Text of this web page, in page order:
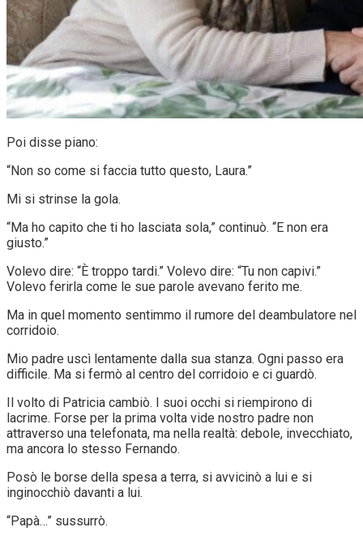
Poi disse piano:
“Non so come si faccia tutto questo, Laura.”
Mi si strinse la gola.
“Ma ho capito che ti ho lasciata sola,” continuò. “E non era
giusto.”
Volevo dire: “È troppo tardi.” Volevo dire: “Tu non capivi.”
Volevo ferirla come le sue parole avevano ferito me.
Ma in quel momento sentimmo il rumore del deambulatore nel
corridoio.
Mio padre uscì lentamente dalla sua stanza. Ogni passo era
difficile. Ma si fermò al centro del corridoio e ci guardò.
Il volto di Patricia cambiò. I suoi occhi si riempirono di
lacrime. Forse per la prima volta vide nostro padre non
attraverso una telefonata, ma nella realtà: debole, invecchiato,
ma ancora lo stesso Fernando.
Posò le borse della spesa a terra, si avvicinò a lui e si
inginocchiò davanti a lui.
“Papà…” sussurrò.